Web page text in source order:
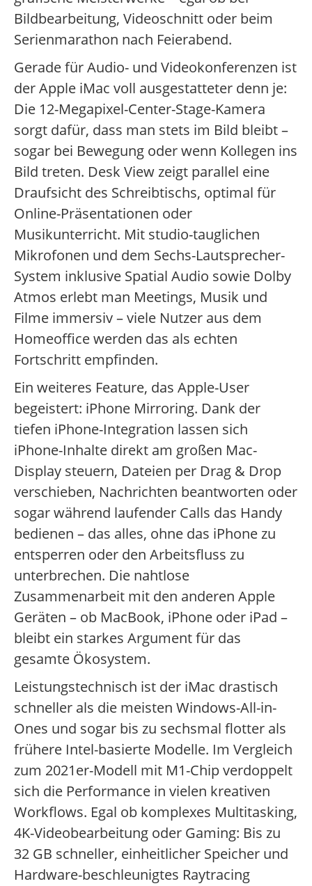
Bildbearbeitung, Videoschnitt oder beim
Serienmarathon nach Feierabend.
Gerade für Audio- und Videokonferenzen ist
der Apple iMac voll ausgestatteter denn je:
Die 12-Megapixel-Center-Stage-Kamera
sorgt dafür, dass man stets im Bild bleibt –
sogar bei Bewegung oder wenn Kollegen ins
Bild treten. Desk View zeigt parallel eine
Draufsicht des Schreibtischs, optimal für
Online-Präsentationen oder
Musikunterricht. Mit studio-tauglichen
Mikrofonen und dem Sechs-Lautsprecher-
System inklusive Spatial Audio sowie Dolby
Atmos erlebt man Meetings, Musik und
Filme immersiv – viele Nutzer aus dem
Homeoffice werden das als echten
Fortschritt empfinden.
Ein weiteres Feature, das Apple-User
begeistert: iPhone Mirroring. Dank der
tiefen iPhone-Integration lassen sich
iPhone-Inhalte direkt am großen Mac-
Display steuern, Dateien per Drag & Drop
verschieben, Nachrichten beantworten oder
sogar während laufender Calls das Handy
bedienen – das alles, ohne das iPhone zu
entsperren oder den Arbeitsfluss zu
unterbrechen. Die nahtlose
Zusammenarbeit mit den anderen Apple
Geräten – ob MacBook, iPhone oder iPad –
bleibt ein starkes Argument für das
gesamte Ökosystem.
Leistungstechnisch ist der iMac drastisch
schneller als die meisten Windows-All-in-
Ones und sogar bis zu sechsmal flotter als
frühere Intel-basierte Modelle. Im Vergleich
zum 2021er-Modell mit M1-Chip verdoppelt
sich die Performance in vielen kreativen
Workflows. Egal ob komplexes Multitasking,
4K-Videobearbeitung oder Gaming: Bis zu
32 GB schneller, einheitlicher Speicher und
Hardware-beschleunigtes Raytracing